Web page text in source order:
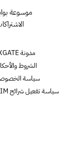
مدونة XGATE
الشروط
سياسة
سياسة تفعيل شرائح SIM و eSIM